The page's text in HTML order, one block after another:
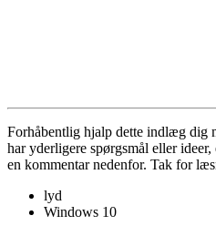
Forhåbentlig hjalp dette indlæg dig
har yderligere spørgsmål eller
en kommentar nedenfor. Tak for
lyd
Windows 10